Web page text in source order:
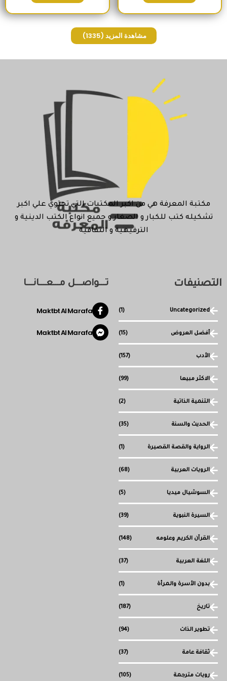
مشاهدة المزيد (1335)
مكتبة المعرفة هي من اكبر المكتبات التي تحتوي علي اكبر
تشكيله كتب للكبار و الصغار و جميع انواع الكتب الدينية و
الترفيهية و الثقافية
التصنيفات
Uncategorized
(1)
أفضل العروض (15)
الأدب (157)
الاكثر مبيعا (99)
التنمية الذاتية (2)
الحديث والسنة (35)
الرواية والقصة القصيرة (1)
الرويات العربية (68)
السوشيال ميديا (5)
السيرة النبوية (39)
القرآن الكريم وعلومه (148)
اللغة العربية (37)
بدون الأسرة والمرأة (1)
تاريخ (187)
تطوير الذات (94)
ثقافة عامة (37)
رويات مترجمة (105)
تـــواصـــل مـــعـــانـــا
Maktbt Al Marafa
Maktbt Al Marafa